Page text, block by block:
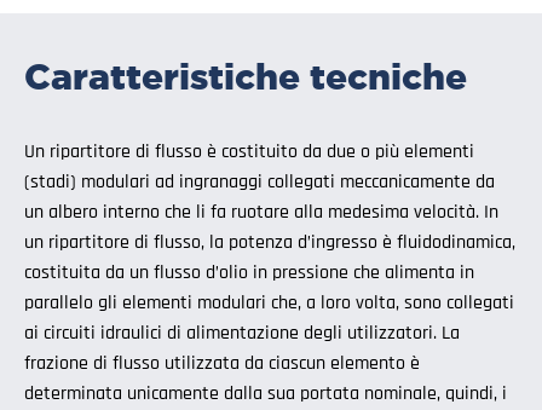
Caratteristiche tecniche
Un ripartitore di flusso è costituito da due o più elementi
(stadi) modulari ad ingranaggi collegati meccanicamente da
un albero interno che li fa ruotare alla medesima velocità. In
un ripartitore di flusso, la potenza d’ingresso è fluidodinamica,
costituita da un flusso d’olio in pressione che alimenta in
parallelo gli elementi modulari che, a loro volta, sono collegati
ai circuiti idraulici di alimentazione degli utilizzatori. La
frazione di flusso utilizzata da ciascun elemento è
determinata unicamente dalla sua portata nominale, quindi, i